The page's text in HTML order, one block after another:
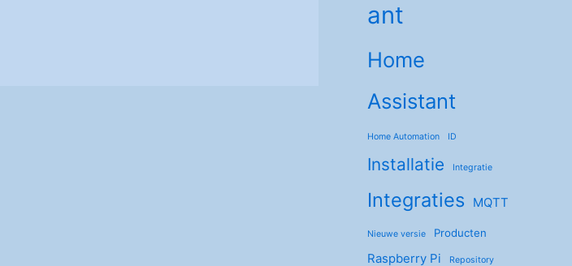
ant
Home
Assistant
Home Automation ID
Installatie Integratie
Integraties MQTT
Nieuwe versie Producten
Raspberry Pi Repository